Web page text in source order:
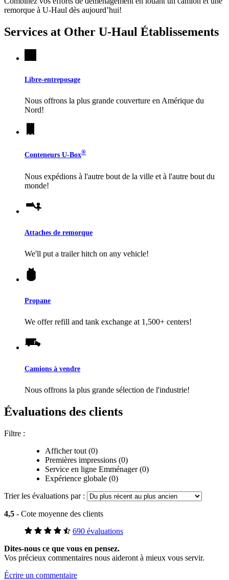
remorque à U-Haul dès aujourd’hui!
Services at Other U-Haul Établissements
Libre-entreposage
Nous offrons la plus grande couverture en Amérique du
Nord!
Conteneurs U-Box®
Nous expédions à l'autre bout de la ville et à l'autre bout du
monde!
Attaches de remorque
We'll put a trailer hitch on any vehicle!
Propane
We offer refill and tank exchange at 1,500+ centers!
Camions à vendre
Nous offrons la plus grande sélection de l'industrie!
Évaluations des clients
Filtre :
Afficher tout (0)
Premières impressions (0)
Service en ligne Emménager (0)
Expérience globale (0)
Trier les évaluations par :
4,5 - Cote moyenne des clients
690 évaluations
Dites-nous ce que vous en pensez.
Vos précieux commentaires nous aideront à mieux vous servir.
Écrire un commentaire